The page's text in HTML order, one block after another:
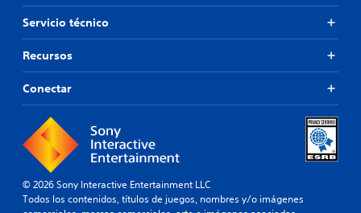
Servicio técnico
Recursos
Conectar
© 2026 Sony Interactive Entertainment LLC
Todos los contenidos, títulos de juegos, nombres y/o imágenes